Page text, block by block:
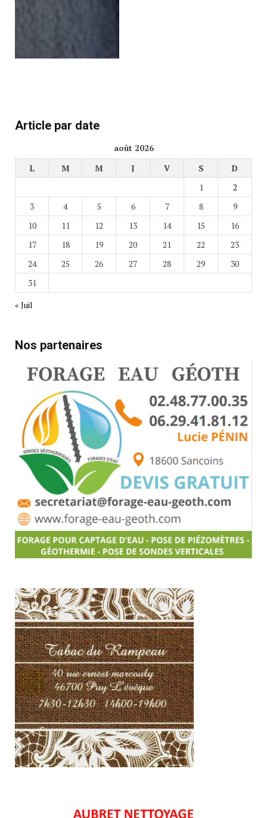
Article par date
août 2026
L
M M J V S
D
1
2
3
4 5 6 7 8
9
10
11 12 13 14 15
16
17
18 19 20 21 22
23
24
25 26 27 28 29
30
31
« Juil
Nos partenaires